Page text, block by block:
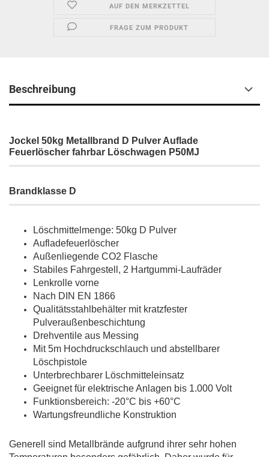
AUF DEN MERKZETTEL
FRAGE ZUM PRODUKT
Beschreibung
Jockel 50kg Metallbrand D Pulver Auflade
Feuerlöscher fahrbar Löschwagen P50MJ
Brandklasse D
Löschmittelmenge: 50kg D Pulver
Aufladefeuerlöscher
Außenliegende CO2 Flasche
Stabiles Fahrgestell, 2 Hartgummi-Laufräder
Lenkrolle vorne
Nach DIN EN 1866
Qualitätsstahlbehälter mit kratzfester
Pulveraußenbeschichtung
Drehventile aus Messing
Mit 5m Hochdruckschlauch und abstellbarer
Löschpistole
Unterbrechbarer Löschmitteleinsatz
Geeignet für elektrische Anlagen bis 1.000 Volt
Funktionsbereich: -20°C bis +60°C
Wartungsfreundliche Konstruktion
Generell sind Metallbrände aufgrund ihrer sehr hohen